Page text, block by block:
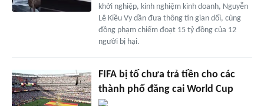
khởi nghiệp, kinh nghiệm kinh doanh, Nguyễn
Lê Kiều Vy dần đưa thông tin gian dối, cùng
đồng phạm chiếm đoạt 15 tỷ đồng của 12
người bị hại.
FIFA bị tố chưa trả tiền cho các
thành phố đăng cai World Cup